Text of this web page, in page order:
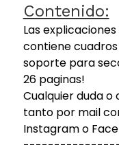
Contenido:
Las
contiene
soporte para
26 paginas!
Cualquier duda
tanto por mail
Instagram o